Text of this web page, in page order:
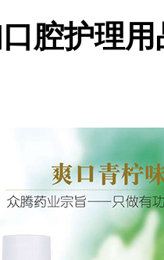
腔护理用